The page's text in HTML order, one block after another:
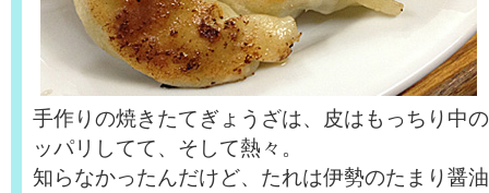
手作りの焼きたてぎょうざは、皮はもっちり中
ッパリしてて、そして熱々。
知らなかったんだけど、たれは伊勢のたまり醤